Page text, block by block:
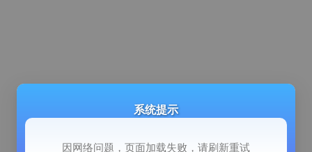
系统提示
因网络问题，页面加载失败，请刷新重试